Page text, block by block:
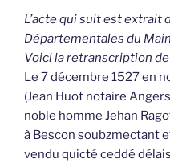
L’acte qui suit est extrait
Départementales du
Voici la retranscription de
Le 7 décembre 1527 en
(Jean Huot notaire
noble homme Jehan
à Bescon soubzmectant
vendu quicté ceddé